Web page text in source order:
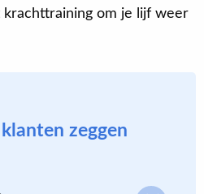
krachttraining om je lijf weer
zeggen